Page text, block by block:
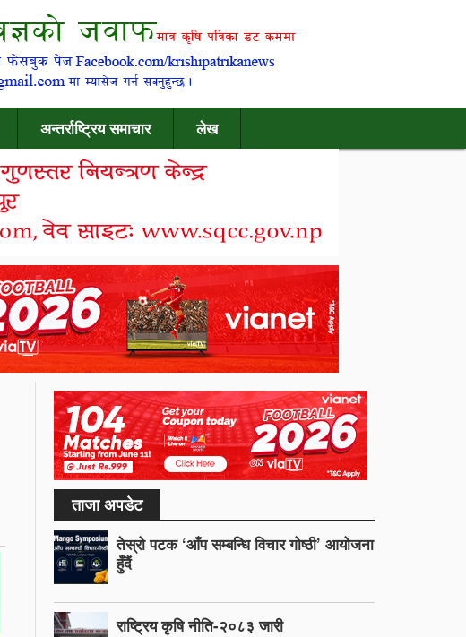
अन्तर्राष्ट्रिय समाचार लेख
ताजा अपडेट
तेस्रो पटक ‘आँप सम्बन्धि विचार गोष्ठी’ आयोजना
हुँदैं
राष्ट्रिय कृषि नीति-२०८३ जारी